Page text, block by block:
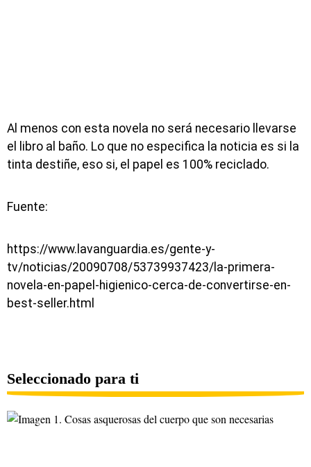
Al menos con esta novela no será necesario llevarse
el libro al baño. Lo que no especifica la noticia es si la
tinta destiñe, eso si, el papel es 100% reciclado.
Fuente:
https://www.lavanguardia.es/gente-y-
tv/noticias/20090708/53739937423/la-primera-
novela-en-papel-higienico-cerca-de-convertirse-en-
best-seller.html
Seleccionado para ti